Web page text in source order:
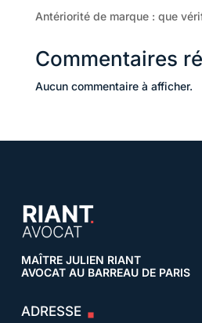
Antériorité de marque : que
Commentaires
Aucun commentaire à afficher.
MAÎTRE JULIEN RIANT
AVOCAT AU BARREAU DE PARIS
ADRESSE